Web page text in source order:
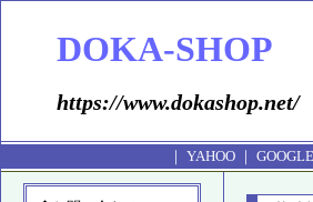
DOKA-SHOP
https://www.dokashop.net/
｜ YAHOO ｜ GOOGLE